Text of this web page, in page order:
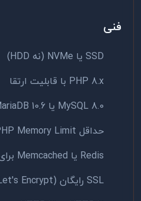
فنی
SSD یا NVMe (نه HDD)
PHP 8.x با قابلیت ارتقا
MySQL 8.0 یا MariaDB 10.6+
حداقل ۵۱۲MB PHP Memory Limit
Redis یا Memcached برای Object Cache
SSL رایگان (Let's Encrypt)